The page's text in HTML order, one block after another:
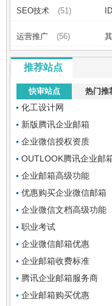
SEO技术 (51)
运营推广 (56)
推荐站点
快审站点 热门推
化工设计网
新版腾讯企业邮箱
企业微信授权资质
OUTLOOK腾讯企业邮
企业邮箱高级功能
优惠购买企业微信邮箱
企业微信文档高级功能
职业考试
企业微信邮箱优惠
企业邮箱收费标准
腾讯企业邮箱服务商
企业邮箱购买优惠